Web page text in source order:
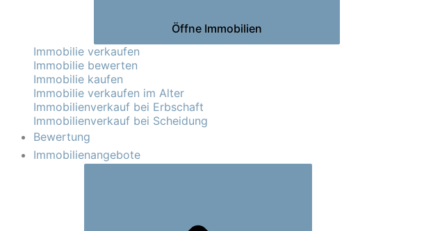
Öffne Immobilien
Immobilie verkaufen
Immobilie bewerten
Immobilie kaufen
Immobilie verkaufen im Alter
Immobilienverkauf bei Erbschaft
Immobilienverkauf bei Scheidung
Bewertung
Immobilienangebote